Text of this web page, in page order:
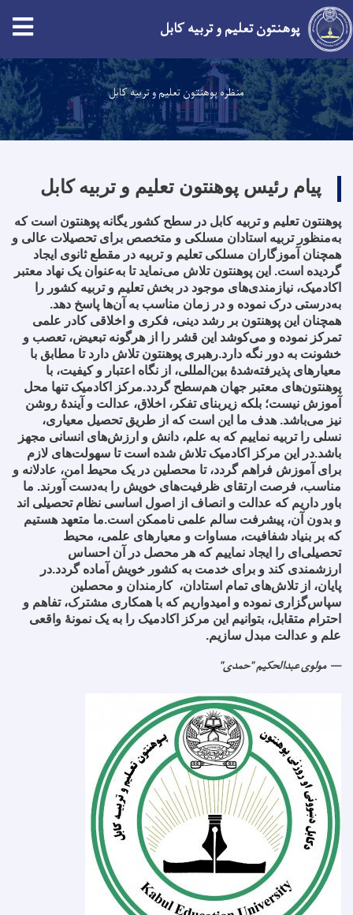
Skip
to
main
content
پوهنتون تعلیم و تربیه کابل
منظره پوهنتون تعلیم و تربیه کابل
پیام رئیس پوهنتون تعلیم و تربیه کابل
پوهنتون تعلیم و تربیه کابل در سطح کشور یگانه پوهنتون است که
به‌منظور تربیه استادان مسلکی و متخصص برای تحصیلات عالی و
همچنان آموزگاران مسلکی تعلیم و تربیه در مقطع ثانوی ایجاد
گردیده است. این پوهنتون تلاش می‌نماید تا به‌عنوان یک نهاد معتبر
اکادمیک، نیازمندی‌های موجود در بخش تعلیم و تربیه کشور را
به‌درستی درک نموده و در زمان مناسب به آن‌ها پاسخ دهد.
همچنان این پوهنتون بر رشد دینی، فکری و اخلاقی کادر علمی
تمرکز نموده و می‌کوشد این قشر را از هرگونه تبعیض، تعصب و
خشونت به دور نگه دارد.رهبری پوهنتون تلاش دارد تا مطابق با
معیارهای پذیرفته‌شدهٔ بین‌المللی، از نگاه اعتبار و کیفیت، با
پوهنتون‌های معتبر جهان هم‌سطح گردد.مرکز اکادمیک تنها محل
آموزش نیست؛ بلکه زیربنای تفکر، اخلاق، عدالت و آیندهٔ روشن
نیز می‌باشد. هدف ما این است که از طریق تحصیل معیاری،
نسلی را تربیه نماییم که به علم، دانش و ارزش‌های انسانی مجهز
باشد.در این مرکز اکادمیک تلاش شده است تا سهولت‌های لازم
برای آموزش فراهم گردد، تا محصلین در یک محیط امن، عادلانه و
مناسب، فرصت ارتقای ظرفیت‌های خویش را به‌دست آورند. ما
باور داریم که عدالت و انصاف از اصول اساسی نظام تحصیلی اند
و بدون آن، پیشرفت سالم علمی ناممکن است.ما متعهد هستیم
که بر بنیاد شفافیت، مساوات و معیارهای علمی، محیط
تحصیلی‌ای را ایجاد نماییم که هر محصل در آن احساس
ارزشمندی کند و برای خدمت به کشور خویش آماده گردد.در
پایان، از تلاش‌های تمام استادان، کارمندان و محصلین
سپاس‌گزاری نموده و امیدواریم که با همکاری مشترک، تفاهم و
احترام متقابل، بتوانیم این مرکز اکادمیک را به یک نمونهٔ واقعی
علم و عدالت مبدل سازیم.
مولوی عبدالحکیم "حمدی"